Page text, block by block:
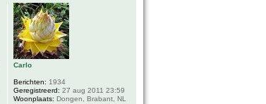
Carlo
Berichten: 1934
Geregistreerd: 27 aug 2011 23:59
Woonplaats: Dongen, Brabant, NL